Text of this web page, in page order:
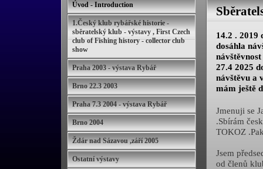
14.2 . 2019
dosáhla
27.4 2025
návštěvu a
mám ještě
Jmenuji se
.Sbírám
TOKOZ
Jsem
od členů
Úvod - Introduction
1.Český klub rybářské historie -
sběratelský klub - výstavy , First Czech
club of Fishing history - collector club
show
Praha 2003 - výstava Rybář
Brno 22.3 2003
Praha 7.3 2004 - výstava Rybář
Brno 2004
Ždár nad Sázavou ,září 2005
Ostatní výstavy